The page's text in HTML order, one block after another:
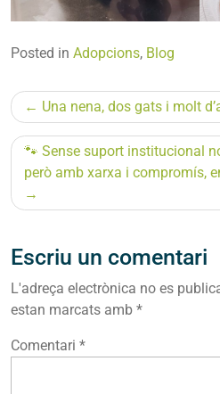
Posted in Adopcions, Blog
Navegació
d'entrades
Una nena, dos gats i molt
🐾 Sense suport institucional
però amb xarxa i compromís,
Escriu un comentari
L'adreça electrònica no es
estan marcats amb *
Comentari *